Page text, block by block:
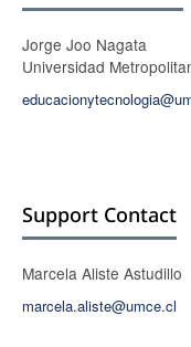
Jorge Joo Nagata
Universidad
Support Contact
Marcela Aliste Astudillo
marcela.aliste@umce.cl